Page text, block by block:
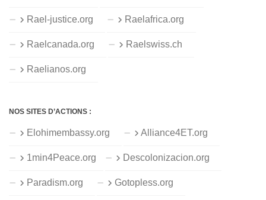
Rael-justice.org Raelafrica.org
Raelcanada.org Raelswiss.ch
Raelianos.org
NOS SITES D’ACTIONS :
Elohimembassy.org Alliance4ET.org
1min4Peace.org Descolonizacion.org
Paradism.org Gotopless.org